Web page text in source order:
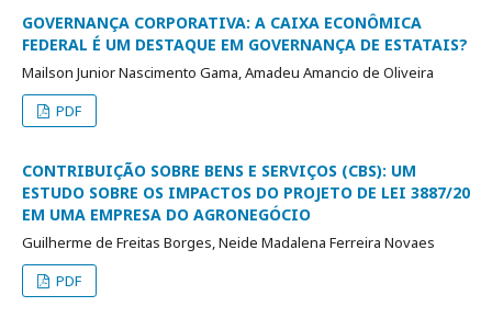
GOVERNANÇA CORPORATIVA: A CAIXA ECONÔMICA
FEDERAL É UM DESTAQUE EM GOVERNANÇA DE ESTATAIS?
Mailson Junior Nascimento Gama, Amadeu Amancio de Oliveira
PDF
CONTRIBUIÇÃO SOBRE BENS E SERVIÇOS (CBS): UM
ESTUDO SOBRE OS IMPACTOS DO PROJETO DE LEI 3887/20
EM UMA EMPRESA DO AGRONEGÓCIO
Guilherme de Freitas Borges, Neide Madalena Ferreira Novaes
PDF